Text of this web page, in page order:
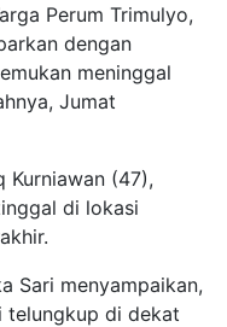
Perum Trimulyo,
dengan
meninggal
Jumat
Kurniawan (47),
di lokasi
Sari menyampaikan,
telungkup di dekat